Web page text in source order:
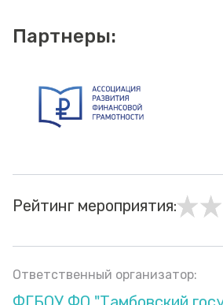
Партнеры:
Рейтинг мероприятия:
Ответственный организатор: